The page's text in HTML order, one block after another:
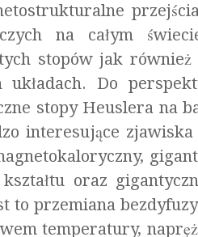
na całym
stopów jak
Do
stopy Heuslera na
interesujące
oraz
to przemiana
temperatury,